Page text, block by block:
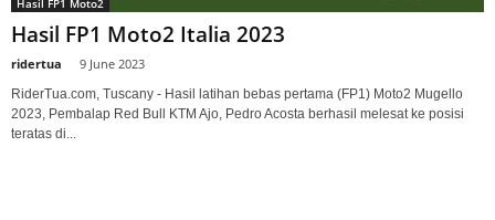
Hasil FP1 Moto2
Hasil FP1 Moto2 Italia 2023
ridertua 9 June 2023
RiderTua.com, Tuscany - Hasil latihan bebas pertama (FP1) Moto2 Mugello
2023, Pembalap Red Bull KTM Ajo, Pedro Acosta berhasil melesat ke posisi
teratas di...